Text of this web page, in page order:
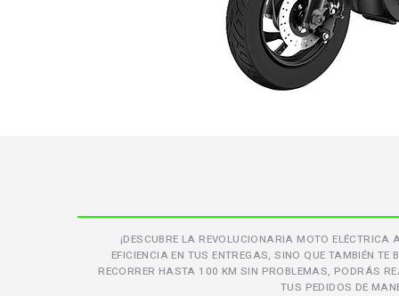
¡DESCUBRE LA REVOLUCIONARIA MOTO
EFICIENCIA EN TUS ENTREGAS, SINO QUE TAMBIÉN
RECORRER HASTA 100 KM SIN PROBLEMAS, PODRÁS
TUS PEDIDOS DE